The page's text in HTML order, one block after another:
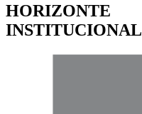
HORIZONTE
INSTITUCIONAL